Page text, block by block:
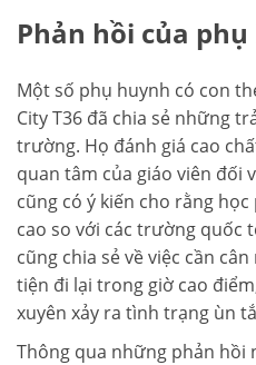
Phản hồi của
Một số phụ huynh có con
City T36 đã chia sẻ những
trường. Họ đánh giá cao
quan tâm của giáo viên đối
cũng có ý kiến cho rằng
cao so với các trường quốc
cũng chia sẻ về việc cần
tiện đi lại trong giờ cao
xuyên xảy ra tình trạng ùn
Thông qua những phản hồi